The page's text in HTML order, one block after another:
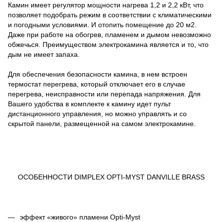
Камин имеет регулятор мощности нагрева 1,2 и 2,2 кВт, что
позволяет подобрать режим в соответствии с климатическими
и погодными условиями. И отопить помещение до 20 м2.
Даже при работе на обогрев, пламенем и дымом невозможно
обжечься. Преимуществом электрокамина является и то, что
дым не имеет запаха.
Для обеспечения безопасности камина, в нем встроен
термостат перегрева, который отключает его в случае
перегрева, неисправности или перепада напряжения. Для
Вашего удобства в комплекте к камину идет пульт
дистанционного управления, но можно управлять и со
скрытой панели, размещенной на самом электрокамине.
ОСОБЕННОСТИ DIMPLEX OPTI-MYST DANVILLE BRASS
эффект «живого» пламени Opti-Myst